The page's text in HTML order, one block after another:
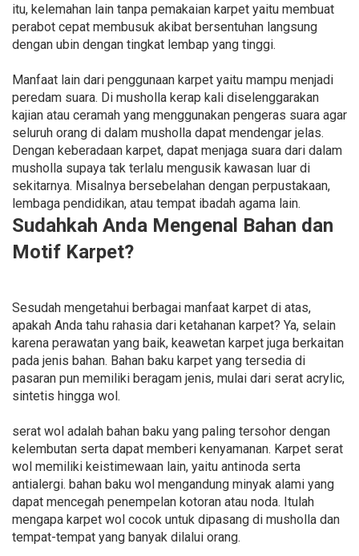
itu, kelemahan lain tanpa pemakaian karpet yaitu membuat
perabot cepat membusuk akibat bersentuhan langsung
dengan ubin dengan tingkat lembap yang tinggi.
Manfaat lain dari penggunaan karpet yaitu mampu menjadi
peredam suara. Di musholla kerap kali diselenggarakan
kajian atau ceramah yang menggunakan pengeras suara agar
seluruh orang di dalam musholla dapat mendengar jelas.
Dengan keberadaan karpet, dapat menjaga suara dari dalam
musholla supaya tak terlalu mengusik kawasan luar di
sekitarnya. Misalnya bersebelahan dengan perpustakaan,
lembaga pendidikan, atau tempat ibadah agama lain.
Sudahkah Anda Mengenal Bahan dan
Motif Karpet?
Sesudah mengetahui berbagai manfaat karpet di atas,
apakah Anda tahu rahasia dari ketahanan karpet? Ya, selain
karena perawatan yang baik, keawetan karpet juga berkaitan
pada jenis bahan. Bahan baku karpet yang tersedia di
pasaran pun memiliki beragam jenis, mulai dari serat acrylic,
sintetis hingga wol.
serat wol adalah bahan baku yang paling tersohor dengan
kelembutan serta dapat memberi kenyamanan. Karpet serat
wol memiliki keistimewaan lain, yaitu antinoda serta
antialergi. bahan baku wol mengandung minyak alami yang
dapat mencegah penempelan kotoran atau noda. Itulah
mengapa karpet wol cocok untuk dipasang di musholla dan
tempat-tempat yang banyak dilalui orang.